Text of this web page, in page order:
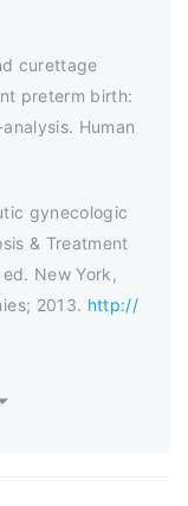
curettage
preterm birth:
Human
gynecologic
& Treatment
New York,
2013. http://